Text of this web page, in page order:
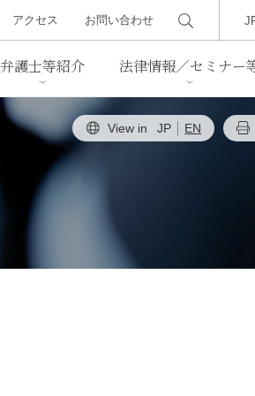
際取引
弁護士等紹介 法律情報／セミナー
ズレター
アクセス お問い合わせ
View in JP EN